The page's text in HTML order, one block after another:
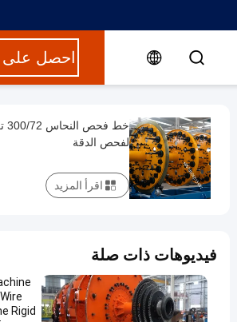
احصل
لفحص الدقة
اقرأ المزيد
فيديوهات ذات صلة
Rigid